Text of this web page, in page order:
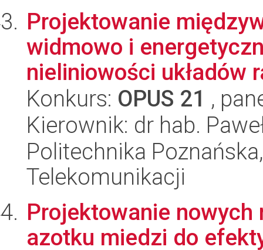
Projektowanie
widmowo i
nieliniowości układów
Konkurs: OPUS 21 ,
Kierownik: dr hab.
Politechnika
Telekomunikacji
Projektowanie nowych
azotku miedzi do